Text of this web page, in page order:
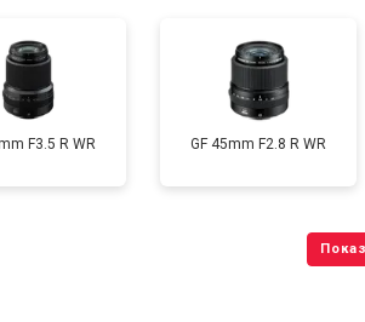
F3.5 R WR GF 45mm F2.8 R WR